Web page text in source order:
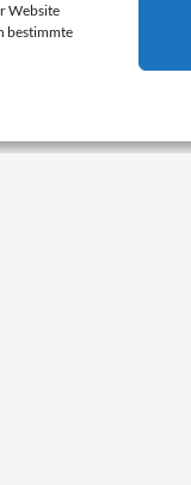
Website
bestimmte